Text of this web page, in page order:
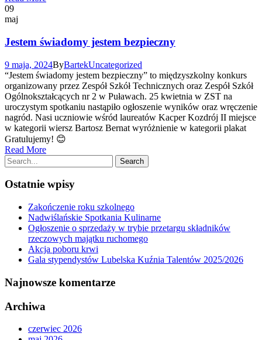
09
maj
Jestem świadomy jestem bezpieczny
9 maja, 2024ByBartekUncategorized
“Jestem świadomy jestem bezpieczny” to międzyszkolny konkurs
organizowany przez Zespół Szkół Technicznych oraz Zespół Szkół
Ogólnokształcących nr 2 w Puławach. 25 kwietnia w ZST na
uroczystym spotkaniu nastąpiło ogłoszenie wyników oraz wręczenie
nagród. Nasi uczniowie wśród laureatów Kacper Kozdrój II miejsce
w kategorii wiersz Bartosz Bernat wyróżnienie w kategorii plakat
Gratulujemy! 😊
Read More
Ostatnie wpisy
Zakończenie roku szkolnego
Nadwiślańskie Spotkania Kulinarne
Ogłoszenie o sprzedaży w trybie przetargu składników
rzeczowych majątku ruchomego
Akcja poboru krwi
Gala stypendystów Lubelska Kuźnia Talentów 2025/2026
Najnowsze komentarze
Archiwa
czerwiec 2026